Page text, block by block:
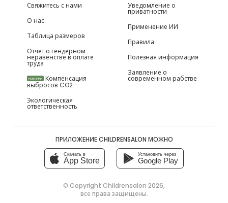
Свяжитесь с нами
О нас
Таблица размеров
Отчет о гендерном
неравенстве в оплате
труда
НОВИНКИ Компенсация
выбросов CO2
Экологическая
ответственность
Уведомление о
приватности
Применение ИИ
Правила
Полезная информация
Заявление о
современном рабстве
ПРИЛОЖЕНИЕ CHILDRENSALON МОЖНО
Скачать в
App Store
Установить через
Google Play
© Copyright Childrensalon 2026,
все права защищены.